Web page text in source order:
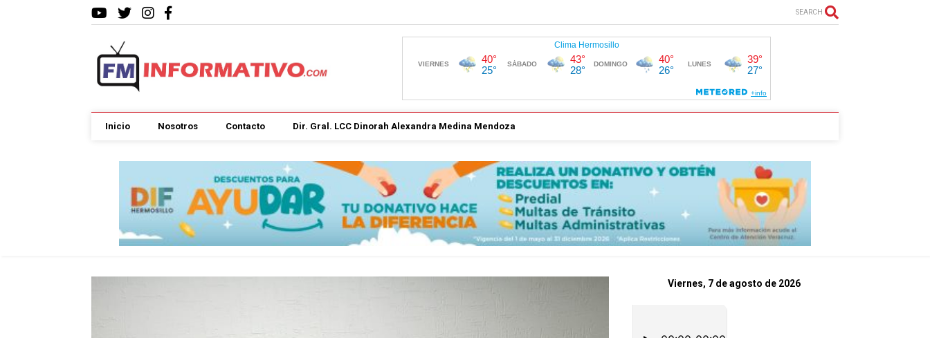
SEARCH
Inicio Nosotros Contacto Dir. Gral. LCC Dinorah Alexandra Medina Mendoza
Viernes, 7 de agosto de 2026